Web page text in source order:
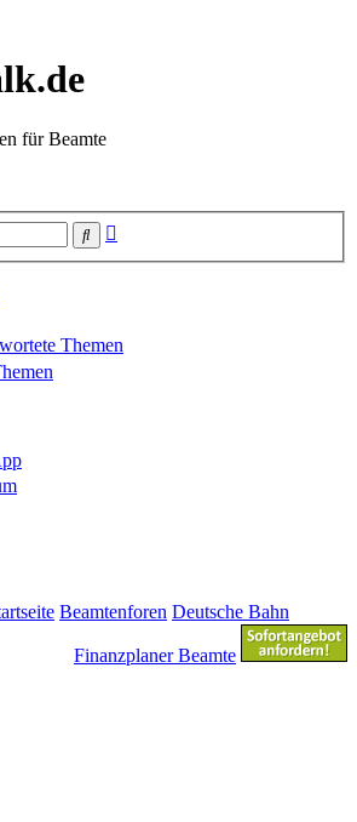
für Beamte
Suche
Themen
Beamtenforen Deutsche Bahn
Finanzplaner Beamte